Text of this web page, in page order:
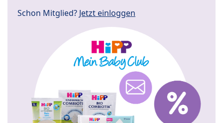
Schon Mitglied? Jetzt einloggen